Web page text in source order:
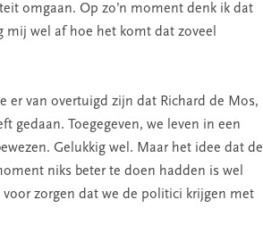
omgaan. Op zo’n moment denk ik dat
mij wel af hoe het komt dat zoveel
er van overtuigd zijn dat Richard de Mos,
gedaan. Toegegeven, we leven in een
Gelukkig wel. Maar het idee dat de
niks beter te doen hadden is wel
zorgen dat we de politici krijgen met
‘Met een integrale aanpak
kun je de jeugd beter
helpen’